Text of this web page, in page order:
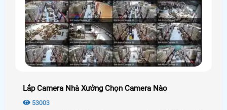
Lắp Camera Nhà Xưởng Chọn Camera Nào
53003